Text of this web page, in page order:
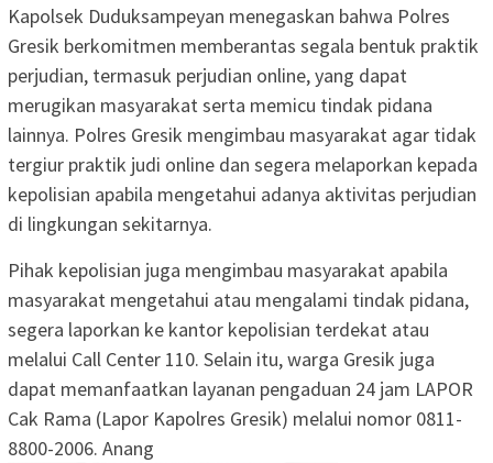
Kapolsek Duduksampeyan menegaskan bahwa Polres
Gresik berkomitmen memberantas segala bentuk praktik
perjudian, termasuk perjudian online, yang dapat
merugikan masyarakat serta memicu tindak pidana
lainnya. Polres Gresik mengimbau masyarakat agar tidak
tergiur praktik judi online dan segera melaporkan kepada
kepolisian apabila mengetahui adanya aktivitas perjudian
di lingkungan sekitarnya.
Pihak kepolisian juga mengimbau masyarakat apabila
masyarakat mengetahui atau mengalami tindak pidana,
segera laporkan ke kantor kepolisian terdekat atau
melalui Call Center 110. Selain itu, warga Gresik juga
dapat memanfaatkan layanan pengaduan 24 jam LAPOR
Cak Rama (Lapor Kapolres Gresik) melalui nomor 0811-
8800-2006. Anang